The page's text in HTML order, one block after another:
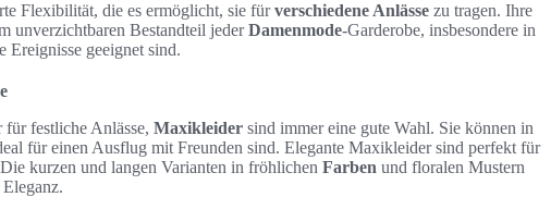
Flexibilität, die es ermöglicht, sie fürverschiedene Anlässe zu tragen. Ihre
unverzichtbaren Bestandteil jederDamenmode-Garderobe, insbesondere in
Ereignisse geeignet sind.
für festliche Anlässe, Maxikleider sind immer eine gute Wahl. Sie können in
für einen Ausflug mit Freunden sind. Elegante Maxikleider sind perfekt für
kurzen und langen Varianten in fröhlichen Farben und floralen Mustern